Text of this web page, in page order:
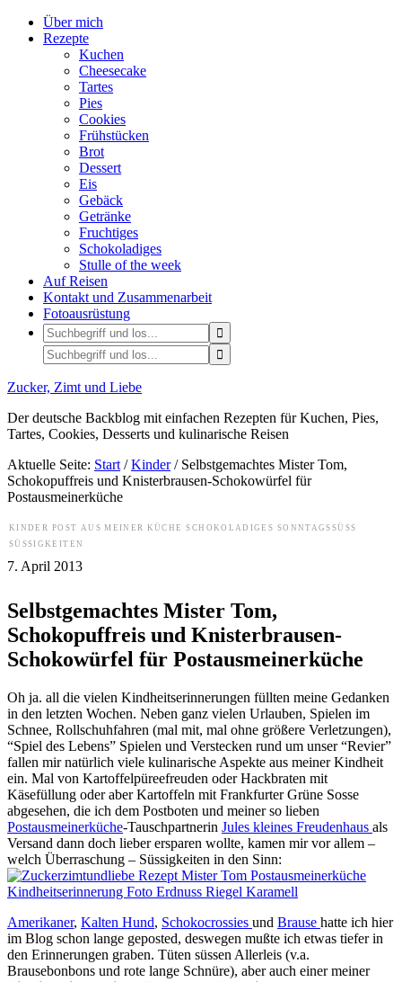
Über mich
Rezepte
Kuchen
Cheesecake
Tartes
Pies
Cookies
Frühstücken
Brot
Dessert
Eis
Gebäck
Getränke
Fruchtiges
Schokoladiges
Stulle of the week
Auf Reisen
Kontakt und Zusammenarbeit
Fotoausrüstung
Zucker, Zimt und Liebe
Der deutsche Backblog mit einfachen Rezepten für Kuchen, Pies,
Tartes, Cookies, Desserts und kulinarische Reisen
Aktuelle Seite: Start / Kinder /Selbstgemachtes Mister Tom,
Schokopuffreis und Knisterbrausen-Schokowürfel für
Postausmeinerküche
KINDER POST AUS MEINER KÜCHE SCHOKOLADIGES SONNTAGSSÜSS
SÜSSIGKEITEN
7. April 2013
Selbstgemachtes Mister Tom,
Schokopuffreis und Knisterbrausen-
Schokowürfel für Postausmeinerküche
Oh ja. all die vielen Kindheitserinnerungen füllten meine Gedanken
in den letzten Wochen. Neben ganz vielen Urlauben, Spielen im
Schnee, Rollschuhfahren (mal mit, mal ohne größere Verletzungen),
“Spiel des Lebens” Spielen und Verstecken rund um unser “Revier”
fallen mir natürlich viele kulinarische Aspekte aus meiner Kindheit
ein. Mal von Kartoffelpüreefreuden oder Hackbraten mit
Käsefüllung oder aber Kartoffeln mit Frankfurter Grüne Sosse
abgesehen, die ich dem Postboten und meiner so lieben
Postausmeinerküche-Tauschpartnerin Jules kleines Freudenhaus als
Versand dann doch lieber ersparen wollte, kamen mir vor allem –
welch Überraschung – Süssigkeiten in den Sinn:
Amerikaner, Kalten Hund, Schokocrossies und Brause hatte ich hier
im Blog schon lange geposted, deswegen mußte ich etwas tiefer in
den Erinnerungen graben. Tüten süssen Allerleis (v.a.
Brausebonbons und rote lange Schnüre), aber auch einer meiner